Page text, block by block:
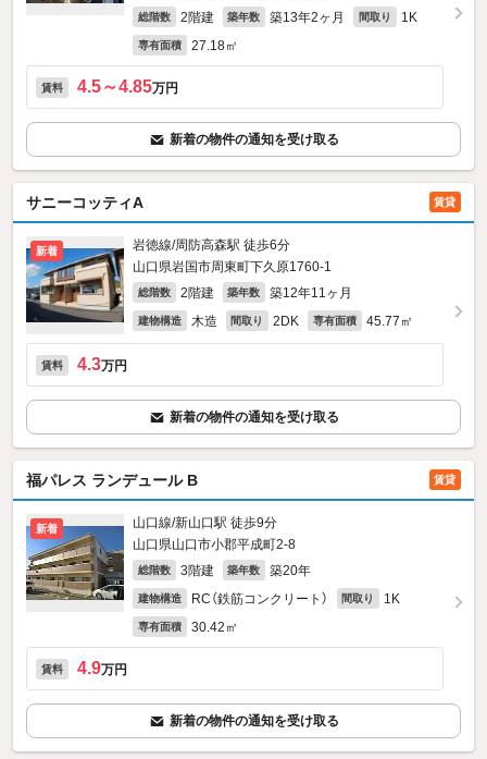
総階数 2階建 築年数 築13年2ヶ月 間取り 1K
専有面積 27.18㎡
賃料 4.5～4.85万円
新着の物件の通知を受け取る
サニーコッティA 賃貸
新着
岩徳線/周防高森駅 徒歩6分
山口県岩国市周東町下久原1760‐1
総階数 2階建 築年数 築12年11ヶ月
建物構造 木造 間取り 2DK 専有面積 45.77㎡
賃料 4.3万円
新着の物件の通知を受け取る
福パレス ランデュール B 賃貸
新着
山口線/新山口駅 徒歩9分
山口県山口市小郡平成町2-8
総階数 3階建 築年数 築20年
建物構造 RC（鉄筋コンクリート） 間取り 1K
専有面積 30.42㎡
賃料 4.9万円
新着の物件の通知を受け取る